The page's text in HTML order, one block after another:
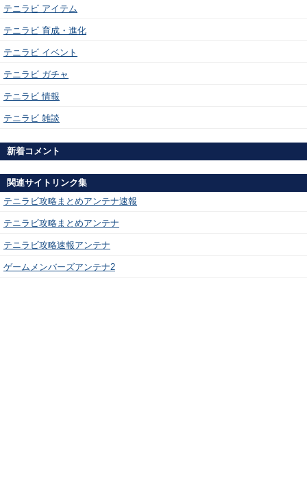
テニラビ アイテム
テニラビ 育成・進化
テニラビ イベント
テニラビ ガチャ
テニラビ 情報
テニラビ 雑談
新着コメント
関連サイトリンク集
テニラビ攻略まとめアンテナ速報
テニラビ攻略まとめアンテナ
テニラビ攻略速報アンテナ
ゲームメンバーズアンテナ2